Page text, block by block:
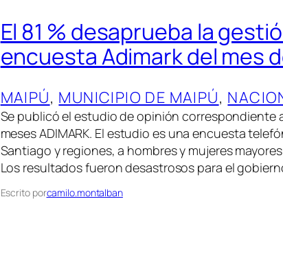
El 81 % desaprueba la
encuesta Adimark del mes
MAIPÚ, MUNICIPIO DE MAIPÚ,
Se publicó el estudio de opinión correspondiente
meses ADIMARK. El estudio es una encuesta
Santiago y regiones, a hombres y mujeres
Los resultados fueron desastrosos para el
Escrito porcamilo.montalban